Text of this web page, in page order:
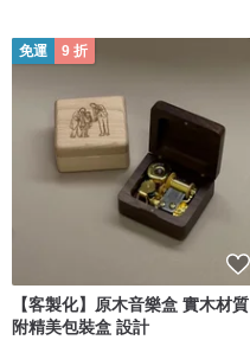
免運 9 折
【客製化】原木音樂盒 實木材質
附精美包裝盒 設計